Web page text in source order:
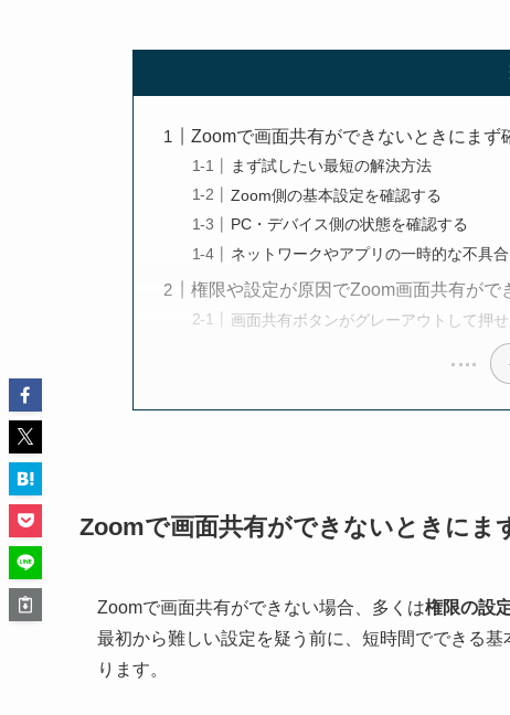
Zoomで画面共有ができないときにまず
まず試したい最短の解決方法
Zoom側の基本設定を確認する
PC・デバイス側の状態を確認する
ネットワークやアプリの一時的な不具合
権限や設定が原因でZoom画面共有がで
画面共有ボタンがグレーアウトして押
Zoomで画面共有ができないときにま
Zoomで画面共有ができない場合、多くは権限の設
最初から難しい設定を疑う前に、短時間でできる
ります。